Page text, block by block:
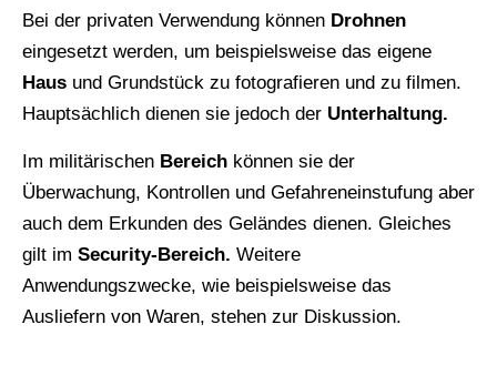
Bei der privaten Verwendung können Drohnen
eingesetzt werden, um beispielsweise das eigene
Haus und Grundstück zu fotografieren und zu filmen.
Hauptsächlich dienen sie jedoch der Unterhaltung.
Im militärischen Bereich können sie der
Überwachung, Kontrollen und Gefahreneinstufung aber
auch dem Erkunden des Geländes dienen. Gleiches
gilt im Security-Bereich. Weitere
Anwendungszwecke, wie beispielsweise das
Ausliefern von Waren, stehen zur Diskussion.